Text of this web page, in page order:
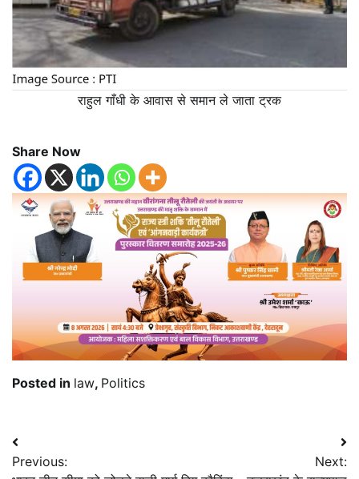
राहुल गाँधी के आवास से समान ले जाता ट्रक
Share Now
Posted in law, Politics
Post
Previous:
Next: